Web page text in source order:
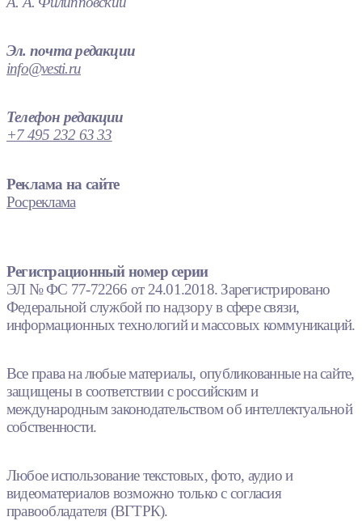
Эл. почта редакции
info@vesti.ru
Телефон редакции
+7 495 232 63 33
Реклама на сайте
Росреклама
Регистрационный номер серии
ЭЛ № ФС 77-72266 от 24.01.2018. Зарегистрировано
Федеральной службой по надзору в сфере связи,
информационных технологий и массовых коммуникаций.
Все права на любые материалы, опубликованные на сайте,
защищены в соответствии с российским и
международным законодательством об интеллектуальной
собственности.
Любое использование текстовых, фото, аудио и
видеоматериалов возможно только с согласия
правообладателя (ВГТРК).